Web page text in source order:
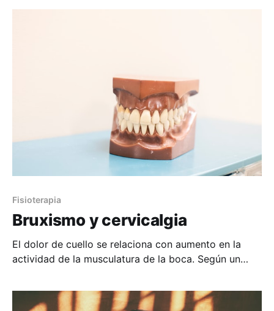
hacerlo. El dolor se produce como si fuera un vaso
Fisioterapia
Bruxismo y cervicalgia
El dolor de cuello se relaciona con aumento en la
actividad de la musculatura de la boca. Según un
con dolor de cuello crónico muestran mayor
activación y una distribución alterada de la actividad